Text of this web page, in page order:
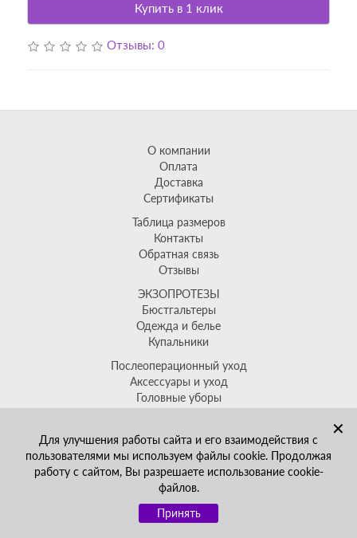
Купить в 1 клик
Отзывы: 0
О компании
Оплата
Доставка
Сертификаты
Таблица размеров
Контакты
Обратная связь
Отзывы
ЭКЗОПРОТЕЗЫ
Бюстгальтеры
Одежда и белье
Купальники
Послеоперационный уход
Аксессуары и уход
Головные уборы
+7(499)704-64-88
sales@ekzoprotez.ru
Политика обработки
персональных
данных
✕
Для улучшения работы сайта и его взаимодействия с
пользователями мы используем файлы cookie. Продолжая
работу с сайтом, Вы разрешаете использование cookie-
файлов.
Принять